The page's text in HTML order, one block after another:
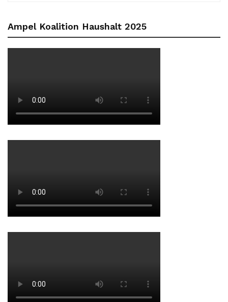
Ampel Koalition Haushalt 2025